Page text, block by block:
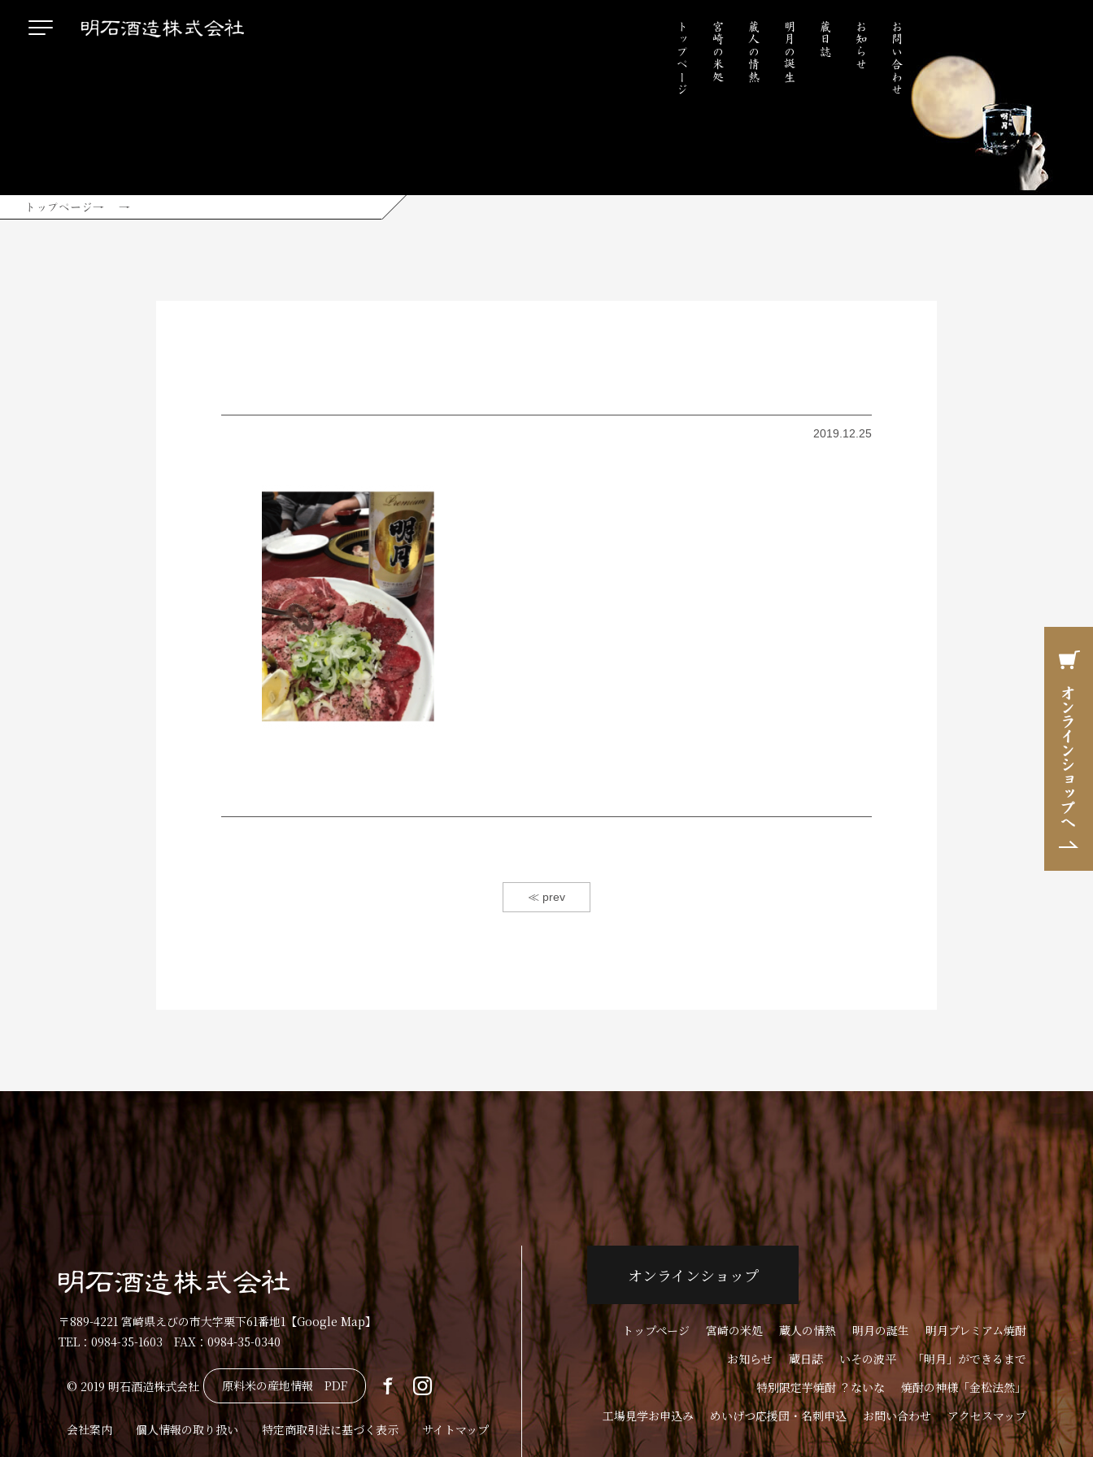
トップページ 宮崎の米処 蔵人の情熱 明月の誕生 蔵日誌 お知らせ お問い合わせ
トップページ→ →
2019.12.25
≪ prev
〒889-4221 宮崎県えびの市大字栗下61番地1【Google Map】
TEL：0984-35-1603 FAX：0984-35-0340
© 2019 明石酒造株式会社 原料米の産地情報 PDF
会社案内 個人情報の取り扱い 特定商取引法に基づく表示 サイトマップ
オンラインショップ
トップページ 宮崎の米処 蔵人の情熱 明月の誕生
明月プレミアム焼酎
お知らせ
蔵日誌 いその波平
「明月」ができるまで
特別限定芋焼酎 ？ないな
焼酎の神様「金松法然」
工場見学お申込み
めいげつ応援団・名刺申込 お問い合わせ アクセスマップ